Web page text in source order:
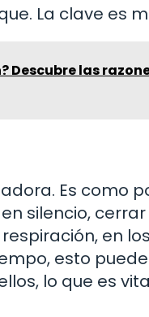
La clave es
Descubre las
Es como
silencio, cerrar
en los
esto puede
lo que es